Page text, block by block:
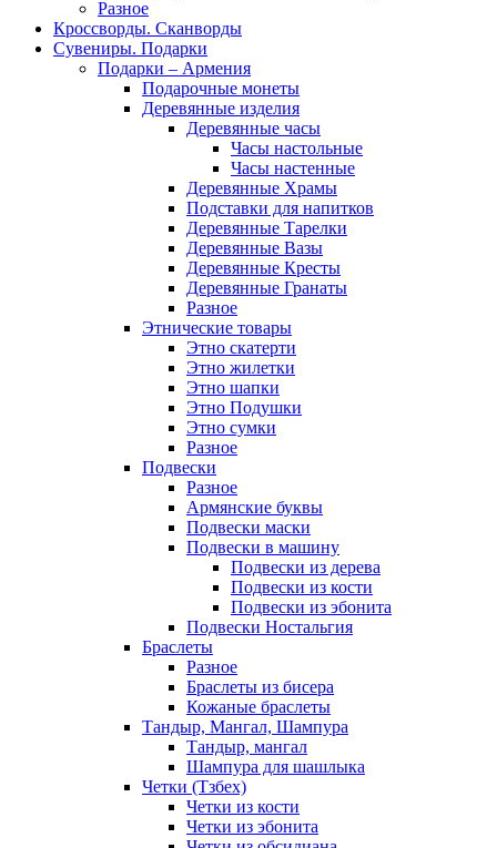
Разное
Кроссворды. Сканворды
Сувениры. Подарки
Подарки – Армения
Подарочные монеты
Деревянные изделия
Деревянные часы
Часы настольные
Часы настенные
Деревянные Храмы
Подставки для напитков
Деревянные Тарелки
Деревянные Вазы
Деревянные Кресты
Деревянные Гранаты
Разное
Этнические товары
Этно скатерти
Этно жилетки
Этно шапки
Этно Подушки
Этно сумки
Разное
Подвески
Разное
Армянские буквы
Подвески маски
Подвески в машину
Подвески из дерева
Подвески из кости
Подвески из эбонита
Подвески Ностальгия
Браслеты
Разное
Браслеты из бисера
Кожаные браслеты
Тандыр, Мангал, Шампура
Тандыр, мангал
Шампура для шашлыка
Четки (Тзбех)
Четки из кости
Четки из эбонита